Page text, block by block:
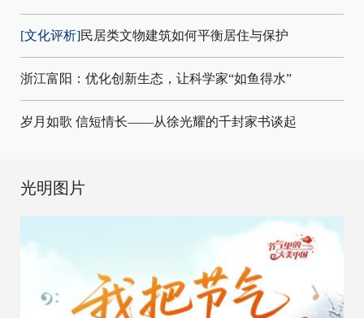
[文化评析]民居类文物建筑如何平衡居住与保护
浙江富阳：优化创新生态，让科学家“如鱼得水”
岁月如歌 信短情长——从徐光耀的千封家书谈起
光明图片